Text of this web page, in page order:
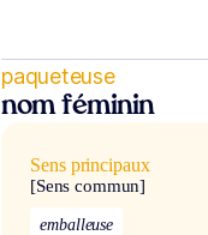
paqueteuse
nom féminin
Sens principaux
[Sens commun]
emballeuse